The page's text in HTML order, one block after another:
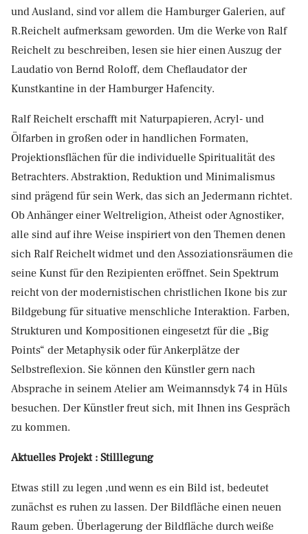
und Ausland, sind vor allem die Hamburger Galerien, auf
R.Reichelt aufmerksam geworden. Um die Werke von Ralf
Reichelt zu beschreiben, lesen sie hier einen Auszug der
Laudatio von Bernd Roloff, dem Cheflaudator der
Kunstkantine in der Hamburger Hafencity.
Ralf Reichelt erschafft mit Naturpapieren, Acryl- und
Ölfarben in großen oder in handlichen Formaten,
Projektionsflächen für die individuelle Spiritualität des
Betrachters. Abstraktion, Reduktion und Minimalismus
sind prägend für sein Werk, das sich an Jedermann richtet.
Ob Anhänger einer Weltreligion, Atheist oder Agnostiker,
alle sind auf ihre Weise inspiriert von den Themen denen
sich Ralf Reichelt widmet und den Assoziationsräumen die
seine Kunst für den Rezipienten eröffnet. Sein Spektrum
reicht von der modernistischen christlichen Ikone bis zur
Bildgebung für situative menschliche Interaktion. Farben,
Strukturen und Kompositionen eingesetzt für die „Big
Points“ der Metaphysik oder für Ankerplätze der
Selbstreflexion. Sie können den Künstler gern nach
Absprache in seinem Atelier am Weimannsdyk 74 in Hüls
besuchen. Der Künstler freut sich, mit Ihnen ins Gespräch
zu kommen.
Aktuelles Projekt : Stilllegung
Etwas still zu legen ,und wenn es ein Bild ist, bedeutet
zunächst es ruhen zu lassen. Der Bildfläche einen neuen
Raum geben. Überlagerung der Bildfläche durch weiße